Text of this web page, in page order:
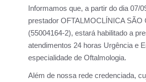
Informamos que, a partir do dia07/
prestador OFTALMOCLÍNICA SÃO
(55004164-2), estará habilitado a
atendimentos 24 horas Urgência e
especialidade de Oftalmologia.
Além de nossa rede credenciada,